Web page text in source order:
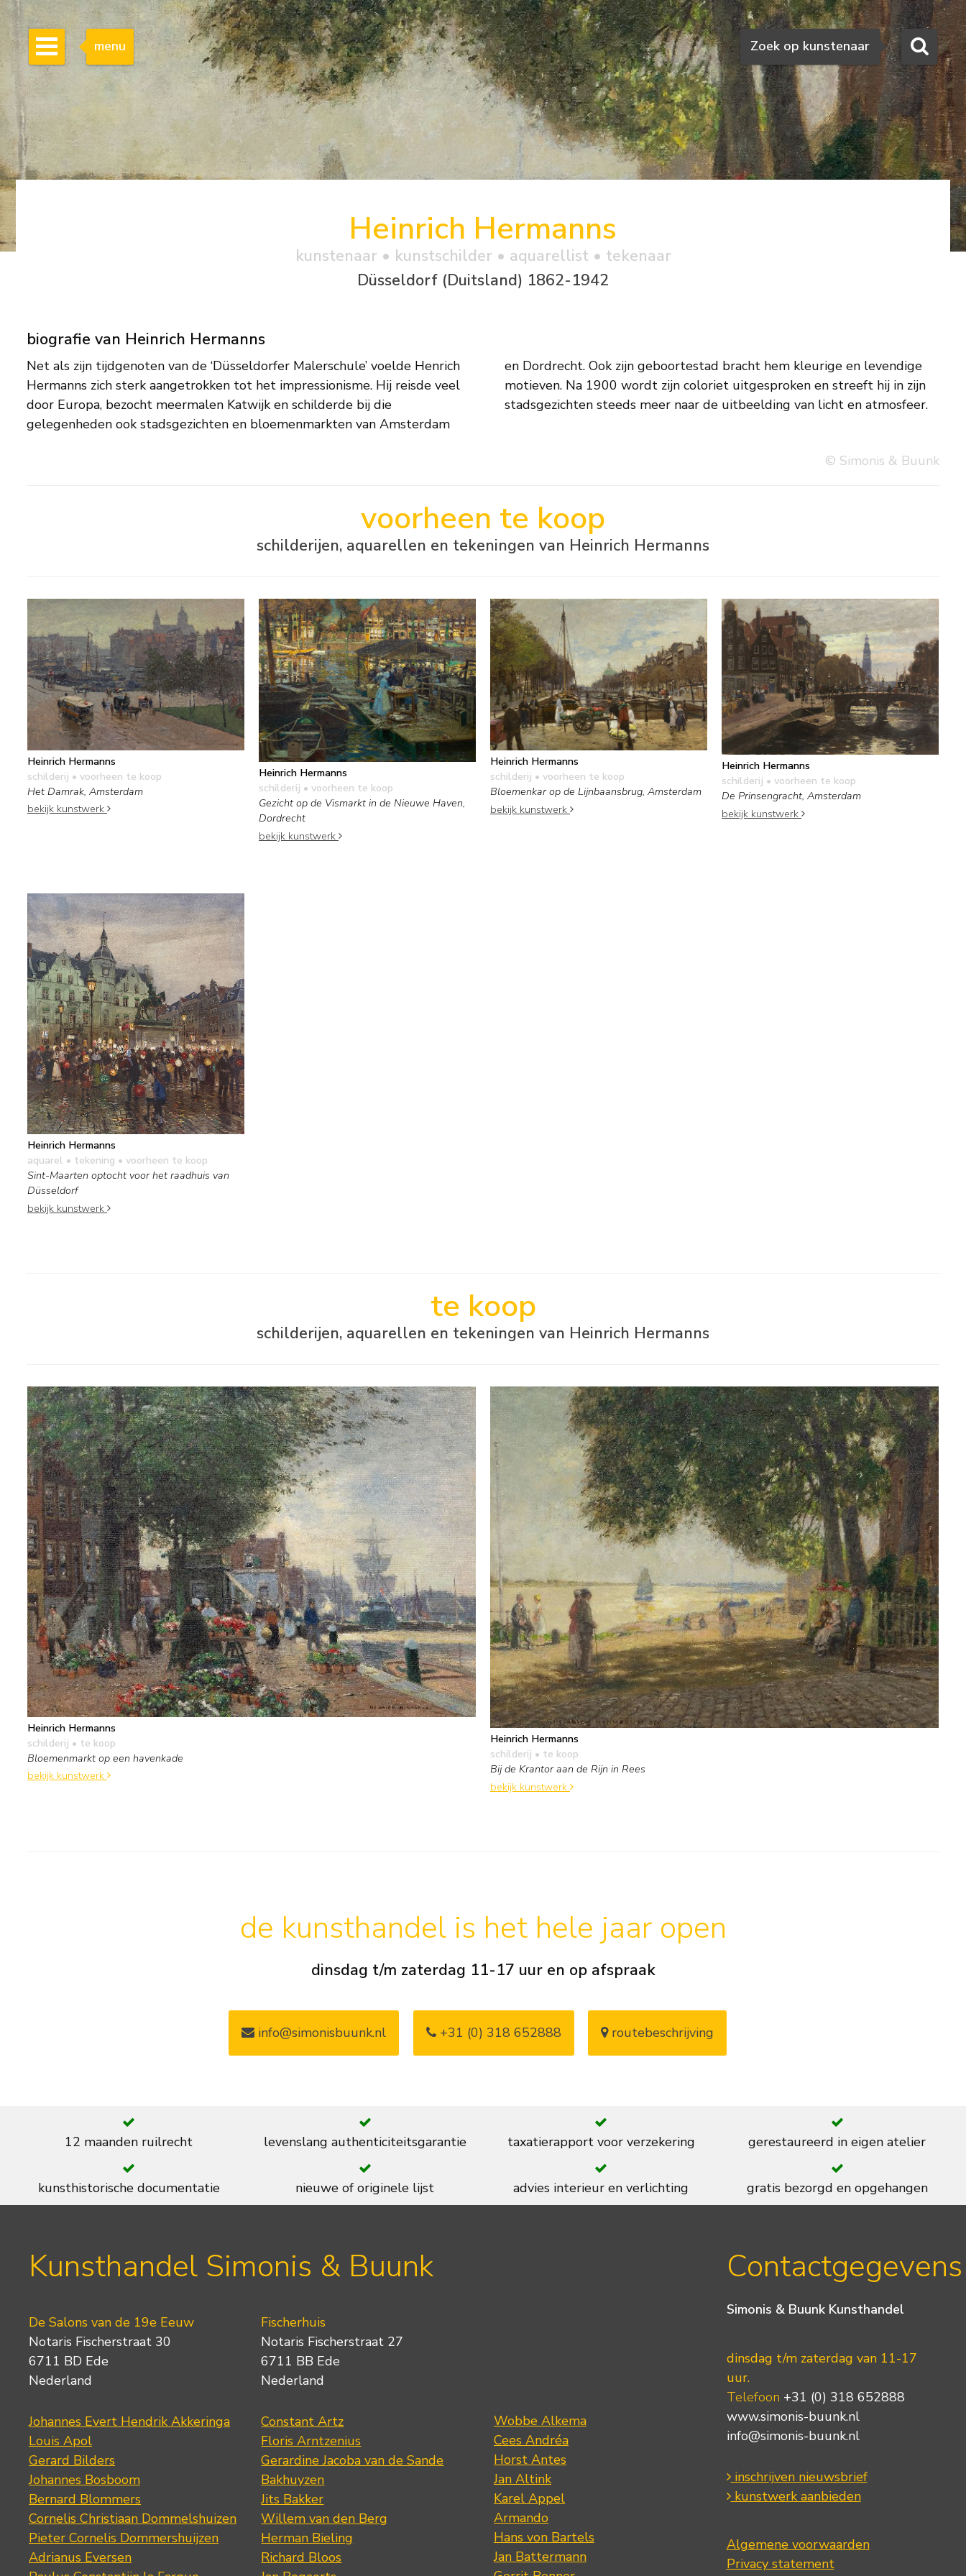
Zoeken
Zoek op kunstenaar
menu
Heinrich Hermanns
kunstenaar • kunstschilder • aquarellist • tekenaar
Düsseldorf (Duitsland) 1862-1942
biografie van Heinrich Hermanns
Net als zijn tijdgenoten van de ‘Düsseldorfer Malerschule’ voelde Henrich
Hermanns zich sterk aangetrokken tot het impressionisme. Hij reisde veel
door Europa, bezocht meermalen Katwijk en schilderde bij die
gelegenheden ook stadsgezichten en bloemenmarkten van Amsterdam
en Dordrecht. Ook zijn geboortestad bracht hem kleurige en levendige
motieven. Na 1900 wordt zijn coloriet uitgesproken en streeft hij in zijn
stadsgezichten steeds meer naar de uitbeelding van licht en atmosfeer.
© Simonis & Buunk
voorheen te koop
schilderijen, aquarellen en tekeningen van Heinrich Hermanns
Heinrich Hermanns
schilderij • voorheen te koop
Het Damrak, Amsterdam
bekijk kunstwerk
Heinrich Hermanns
schilderij • voorheen te koop
Gezicht op de Vismarkt in de Nieuwe Haven,
Dordrecht
bekijk kunstwerk
Heinrich Hermanns
schilderij • voorheen te koop
Bloemenkar op de Lijnbaansbrug, Amsterdam
bekijk kunstwerk
Heinrich Hermanns
schilderij • voorheen te koop
De Prinsengracht, Amsterdam
bekijk kunstwerk
Heinrich Hermanns
aquarel • tekening • voorheen te koop
Sint-Maarten optocht voor het raadhuis van
Düsseldorf
bekijk kunstwerk
te koop
schilderijen, aquarellen en tekeningen van Heinrich Hermanns
Heinrich Hermanns
schilderij • te koop
Bloemenmarkt op een havenkade
bekijk kunstwerk
Heinrich Hermanns
schilderij • te koop
Bij de Krantor aan de Rijn in Rees
bekijk kunstwerk
de kunsthandel is het hele jaar open
dinsdag t/m zaterdag 11-17 uur en op afspraak
info@simonisbuunk.nl +31 (0) 318 652888 routebeschrijving
12 maanden ruilrecht levenslang authenticiteitsgarantie taxatierapport voor verzekering gerestaureerd in eigen atelier
kunsthistorische documentatie nieuwe of originele lijst advies interieur en verlichting gratis bezorgd en opgehangen
Kunsthandel Simonis & Buunk
De Salons van de 19e Eeuw
Notaris Fischerstraat 30
6711 BD Ede
Nederland
Johannes Evert Hendrik Akkeringa
Louis Apol
Gerard Bilders
Johannes Bosboom
Bernard Blommers
Cornelis Christiaan Dommelshuizen
Pieter Cornelis Dommershuijzen
Adrianus Eversen
Fischerhuis
Notaris Fischerstraat 27
6711 BB Ede
Nederland
Constant Artz
Floris Arntzenius
Gerardine Jacoba van de Sande
Bakhuyzen
Jits Bakker
Willem van den Berg
Herman Bieling
Richard Bloos
Wobbe Alkema
Cees Andréa
Horst Antes
Jan Altink
Karel Appel
Armando
Hans von Bartels
Jan Battermann
Contactgegevens
Simonis & Buunk Kunsthandel
dinsdag t/m zaterdag van 11-17
uur.
Telefoon +31 (0) 318 652888
www.simonis-buunk.nl
info@simonis-buunk.nl
inschrijven nieuwsbrief
kunstwerk aanbieden
Algemene voorwaarden
Privacy statement